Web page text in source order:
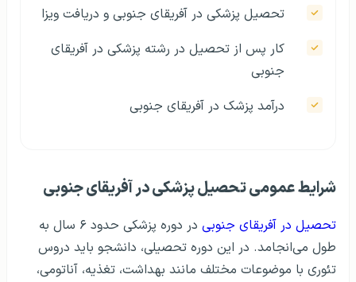
تحصیل پزشکی در آفریقای جنوبی و دریافت ویزا
کار پس از تحصیل در رشته پزشکی در آفریقای
جنوبی
درآمد پزشک در آفریقای جنوبی
شرایط عمومی تحصیل پزشکی در آفریقای جنوبی
تحصیل در آفریقای جنوبی
در دوره پزشکی حدود ۶ سال به
طول می‌انجامد. در این دوره تحصیلی، دانشجو باید دروس
تئوری با موضوعات مختلف مانند بهداشت، تغذیه، آناتومی،